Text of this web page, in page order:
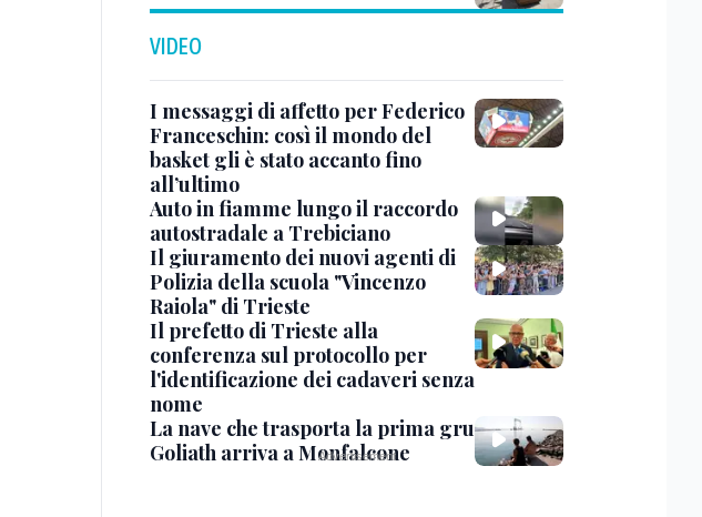
VIDEO
I messaggi di affetto per Federico
Franceschin: così il mondo del
basket gli è stato accanto fino
all’ultimo
Auto in fiamme lungo il raccordo
autostradale a Trebiciano
Il giuramento dei nuovi agenti di
Polizia della scuola "Vincenzo
Raiola" di Trieste
Il prefetto di Trieste alla
conferenza sul protocollo per
l'identificazione dei cadaveri senza
nome
La nave che trasporta la prima gru
Goliath arriva a Monfalcone